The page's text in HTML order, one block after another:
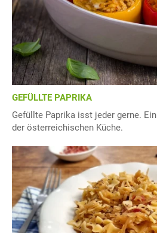
GEFÜLLTE PAPRIKA
Gefüllte Paprika isst jeder gerne.
der österreichischen Küche.